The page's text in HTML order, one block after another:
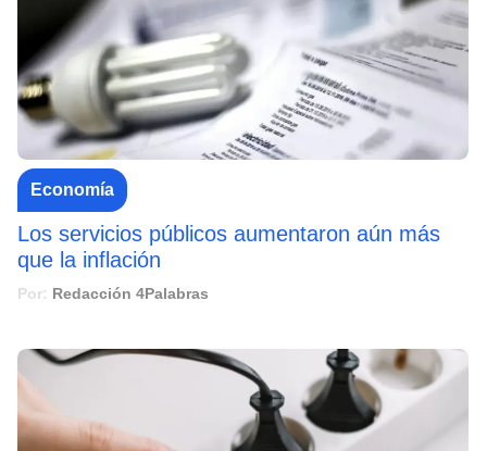
Economía
Los servicios públicos aumentaron aún más
que la inflación
Por: Redacción 4Palabras